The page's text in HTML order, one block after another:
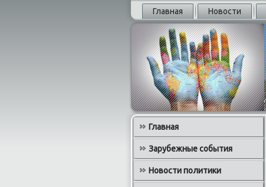
Главная Новости
Главная
Зарубежные события
Новости политики